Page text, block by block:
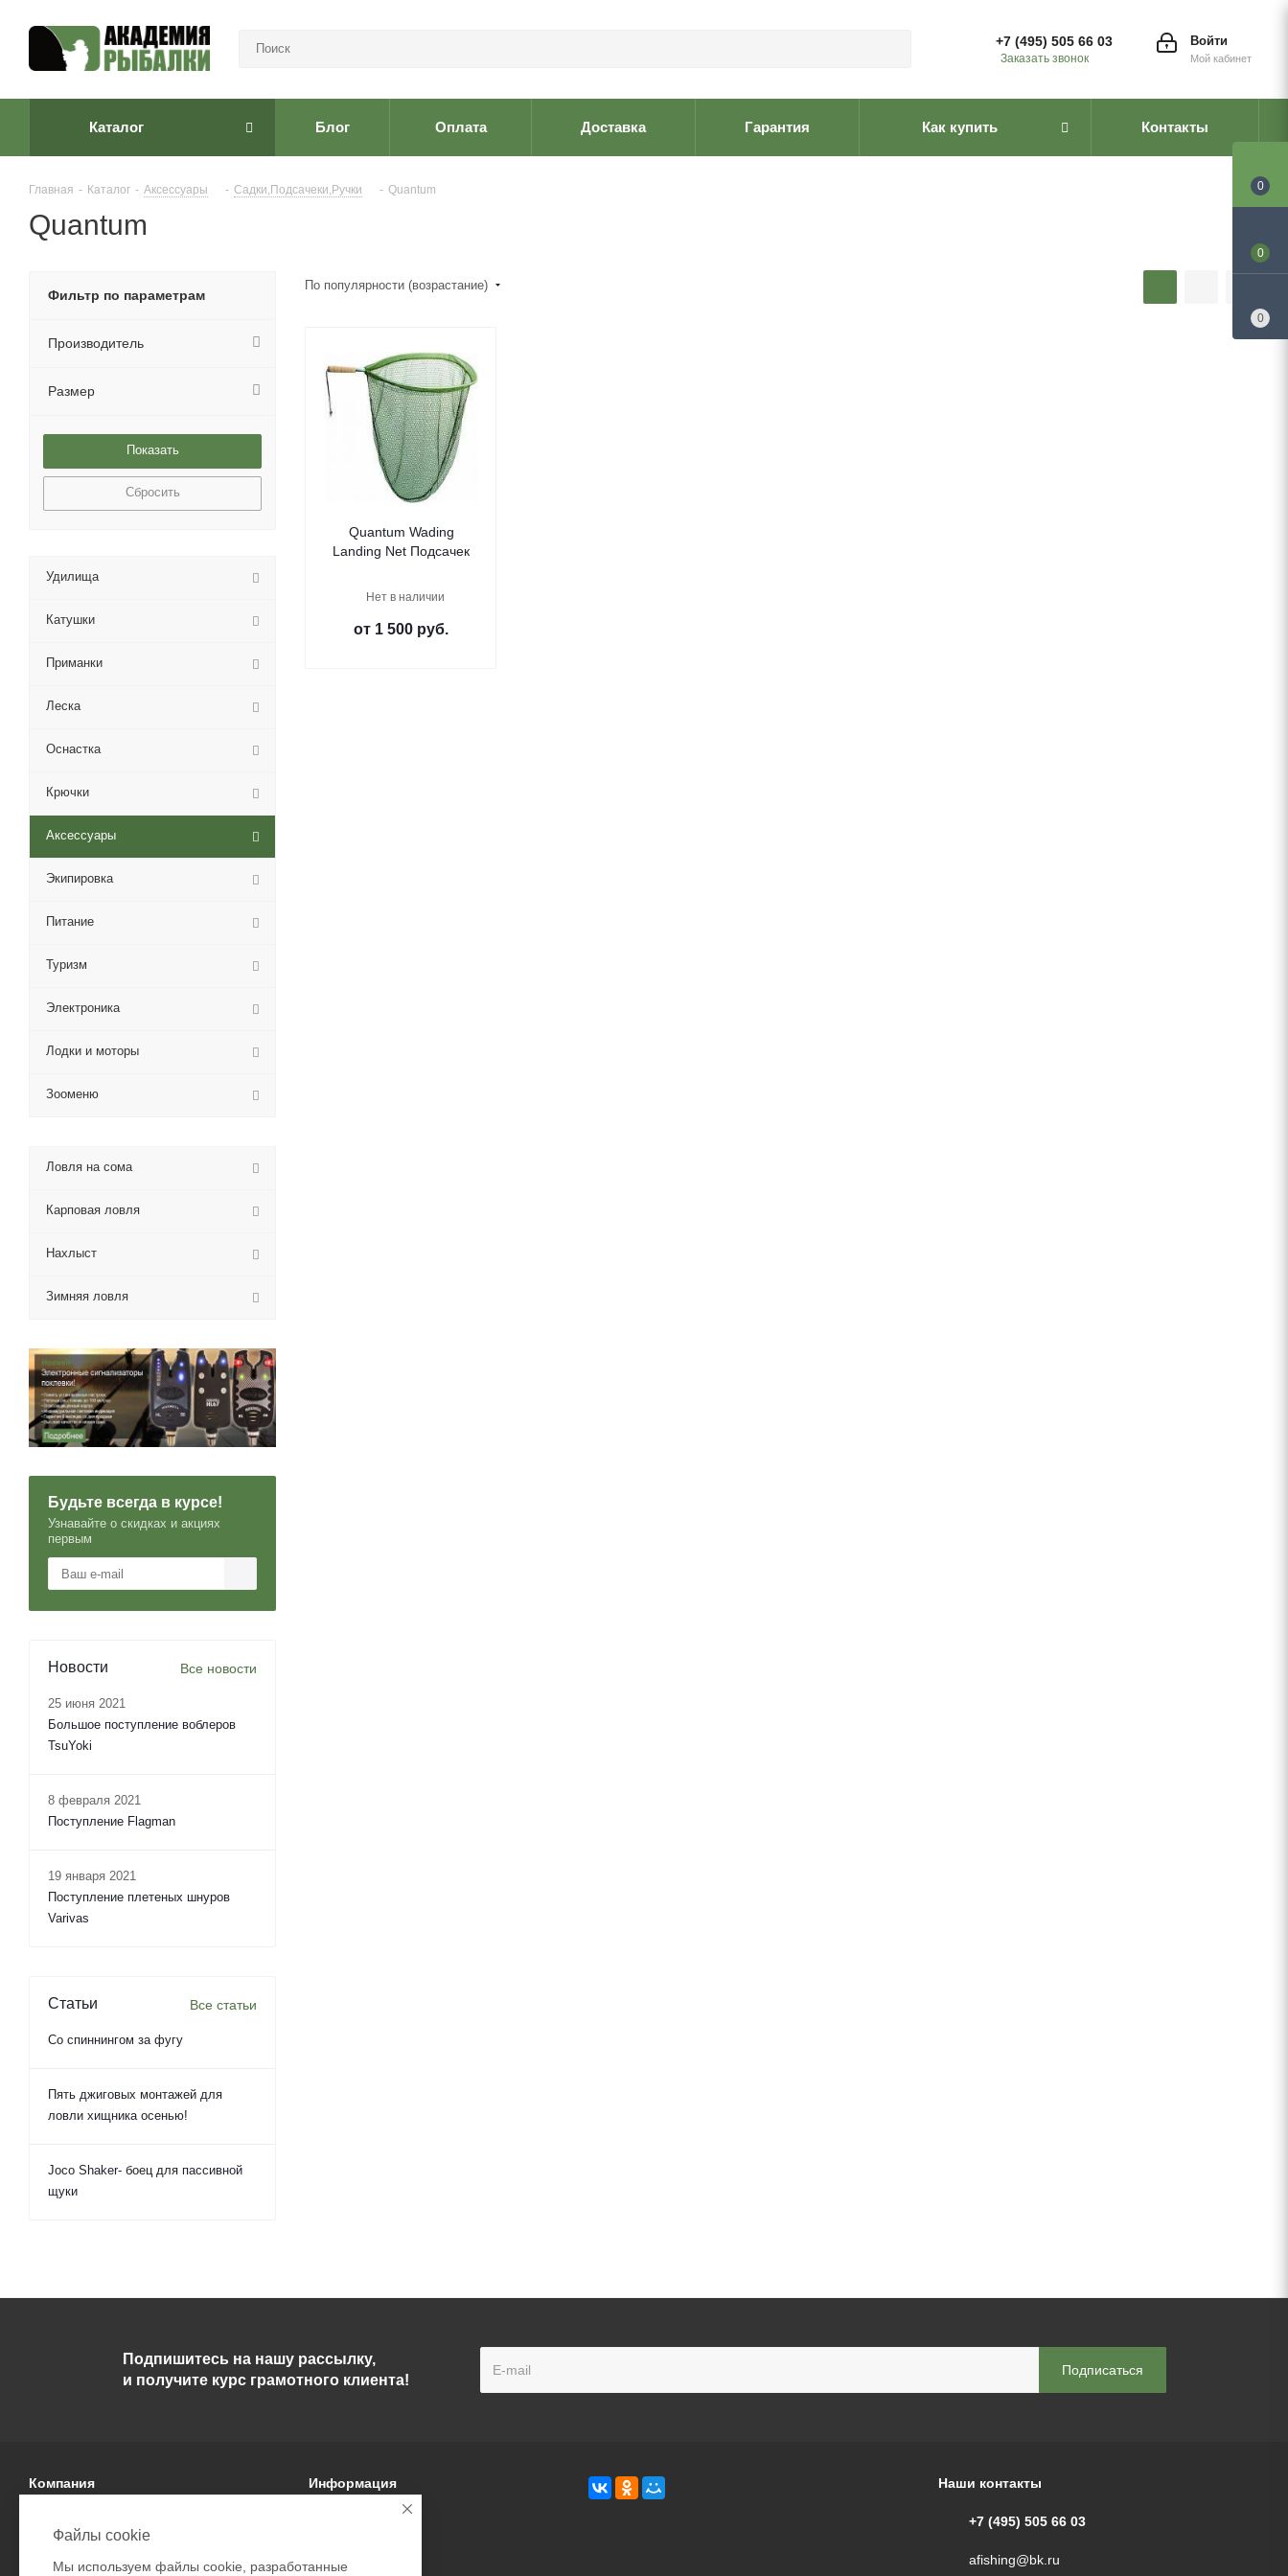
Войти
Мой кабинет
+7 (495) 505 66 03
Заказать звонок
Каталог Блог Оплата Доставка Гарантия Как купить Контакты
Главная - Каталог - Аксессуары - Садки,Подсачеки,Ручки - Quantum
Quantum
По популярности (возрастание)
Quantum Wading
Landing Net Подсачек
Нет в наличии
от 1 500 руб.
Фильтр по параметрам
Производитель
Размер
Сбросить
Удилища
Катушки
Приманки
Леска
Оснастка
Крючки
Аксессуары
Экипировка
Питание
Туризм
Электроника
Лодки и моторы
Зооменю
Ловля на сома
Карповая ловля
Нахлыст
Зимняя ловля
Будьте всегда в курсе!
Узнавайте о скидках и акциях
первым
Новости Все новости
25 июня 2021
Большое поступление воблеров
TsuYoki
8 февраля 2021
Поступление Flagman
19 января 2021
Поступление плетеных шнуров
Varivas
Статьи Все статьи
Со спиннингом за фугу
Пять джиговых монтажей для
ловли хищника осенью!
Joco Shaker- боец для пассивной
щуки
Подпишитесь на нашу рассылку,
и получите курс грамотного клиента!
Компания
О компании
Информация Наши контакты
+7 (495) 505 66 03
afishing@bk.ru
0
0
0
Файлы cookie
Мы используем файлы cookie, разработанные